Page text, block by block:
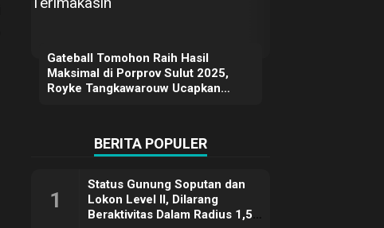
Gateball Tomohon Raih Hasil
Maksimal di Porprov Sulut 2025,
Royke Tangkawarouw Ucapkan
BERITA POPULER
1
Status Gunung Soputan dan
Lokon Level II, Dilarang
Beraktivitas Dalam Radius 1,5